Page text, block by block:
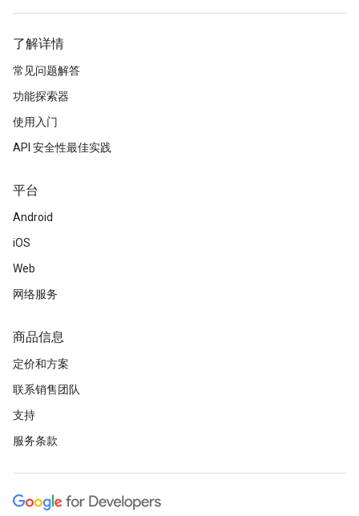
了解详情
常见问题解答
功能探索器
使用入门
API 安全性最佳实践
平台
Android
iOS
Web
网络服务
商品信息
定价和方案
联系销售团队
支持
服务条款